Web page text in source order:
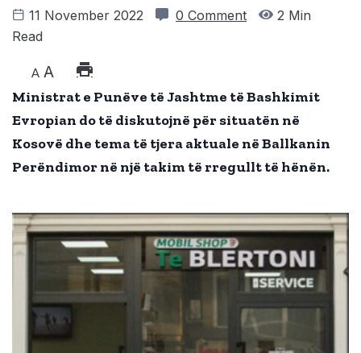
11 November 2022 0 Comment
2 Min
Read
A A
Ministrat e Punëve të Jashtme të Bashkimit
Evropian do të diskutojnë përsituatën në
Kosovë dhe tema të tjera aktuale në Ballkanin
Perëndimor në një takim të rregullt të hënën.